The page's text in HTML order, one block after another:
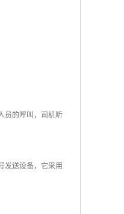
员的呼叫，司机听
发送设备，它采用